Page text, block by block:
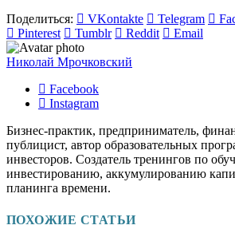
Поделиться:
VKontakte Telegram
Pinterest
Tumblr Reddit Email
Николай Мрочковский
Facebook
Instagram
Бизнес-практик, предприниматель,
публицист, автор образовательных
инвесторов. Создатель тренингов по
инвестированию, аккумулированию
планинга времени.
ПОХОЖИЕ СТАТЬИ